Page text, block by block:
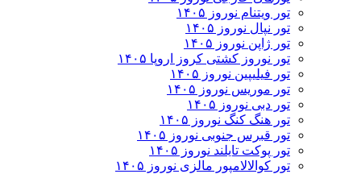
تور ویتنام نوروز ۱۴۰۵
تور نپال نوروز ۱۴۰۵
تور ژاپن نوروز ۱۴۰۵
تور نوروز کشتی کروز اروپا ۱۴۰۵
تور فیلیپین نوروز ۱۴۰۵
تور موریس نوروز ۱۴۰۵
تور دبی نوروز ۱۴۰۵
تور هنگ کنگ نوروز ۱۴۰۵
تور قبرس جنوبی نوروز ۱۴۰۵
تور پوکت تایلند نوروز ۱۴۰۵
تور کوالالامپور مالزی نوروز ۱۴۰۵